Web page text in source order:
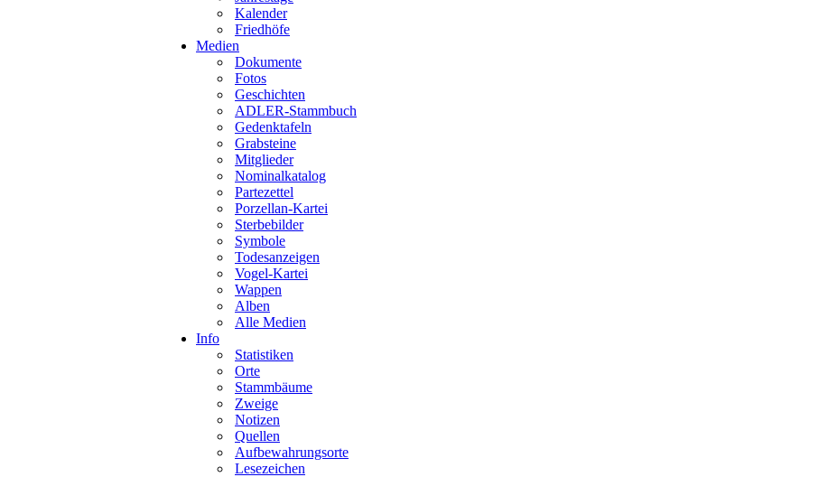
Kalender
Friedhöfe
Medien
Dokumente
Fotos
Geschichten
ADLER-Stammbuch
Gedenktafeln
Grabsteine
Mitglieder
Nominalkatalog
Partezettel
Porzellan-Kartei
Sterbebilder
Symbole
Todesanzeigen
Vogel-Kartei
Wappen
Alben
Alle Medien
Info
Statistiken
Orte
Stammbäume
Zweige
Notizen
Quellen
Aufbewahrungsorte
Lesezeichen